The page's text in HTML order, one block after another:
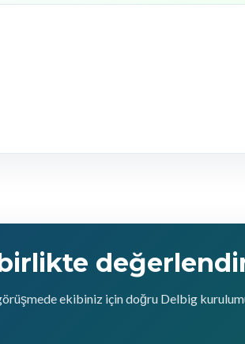
ekibiniz için doğru Delbig